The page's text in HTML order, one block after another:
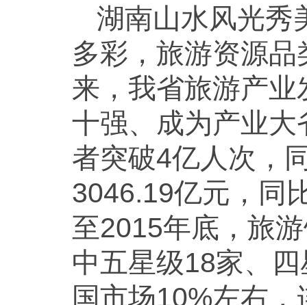
湖南山水风光秀
多彩，旅游资源
来，我省旅游产业
十强、成为产业大
者突破4亿人次，
3046.19亿元，同
至2015年底，旅
中五星级18家、
国市场10%左右